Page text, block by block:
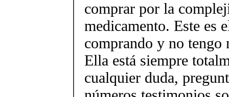
comprar por la
medicamento. Este es
comprando y no tengo
Ella está siempre
cualquier duda,